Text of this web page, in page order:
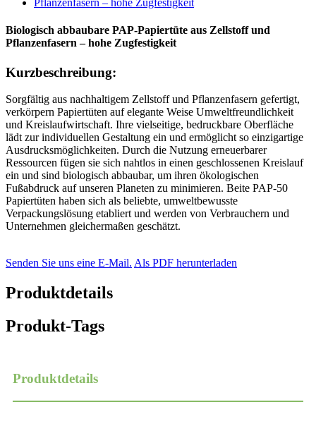
Biologisch abbaubare PAP-Papiertüte aus Zellstoff und
Pflanzenfasern – hohe Zugfestigkeit
Kurzbeschreibung:
Sorgfältig aus nachhaltigem Zellstoff und Pflanzenfasern gefertigt,
verkörpern Papiertüten auf elegante Weise Umweltfreundlichkeit
und Kreislaufwirtschaft. Ihre vielseitige, bedruckbare Oberfläche
lädt zur individuellen Gestaltung ein und ermöglicht so einzigartige
Ausdrucksmöglichkeiten. Durch die Nutzung erneuerbarer
Ressourcen fügen sie sich nahtlos in einen geschlossenen Kreislauf
ein und sind biologisch abbaubar, um ihren ökologischen
Fußabdruck auf unseren Planeten zu minimieren. Beite PAP-50
Papiertüten haben sich als beliebte, umweltbewusste
Verpackungslösung etabliert und werden von Verbrauchern und
Unternehmen gleichermaßen geschätzt.
Senden Sie uns eine E-Mail. Als PDF herunterladen
Produktdetails
Produkt-Tags
Produktdetails